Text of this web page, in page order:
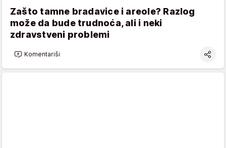
Zašto tamne bradavice i areole? Razlog
može da bude trudnoća, ali i neki
zdravstveni problemi
Komentariši